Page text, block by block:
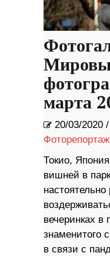
марта
20/03/2020 /
Токио,
вишней в
настоятельно
вечеринках в
знаменитого
в связи с